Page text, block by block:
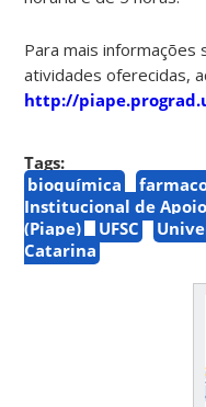
Para mais informações
atividades oferecidas,
http://
Tags:
bioquímica
Institucional de
(Piape)
UFSC
Catarina